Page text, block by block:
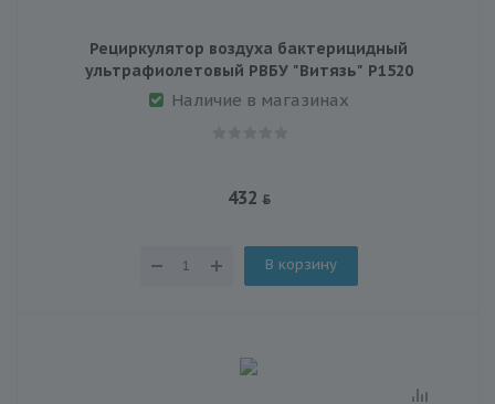
Рециркулятор воздуха бактерицидный
ультрафиолетовый РВБУ "Витязь" Р1520
Наличие в магазинах
432
В корзину